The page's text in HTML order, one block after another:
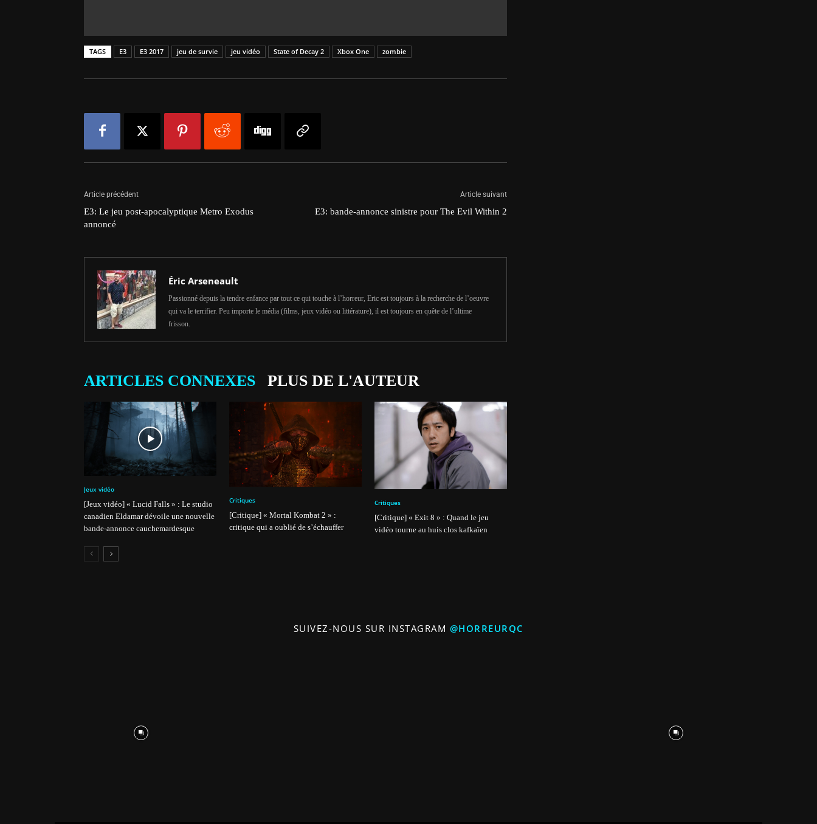
TAGS E3 E3 2017 jeu de survie jeu vidéo State of Decay 2 Xbox One zombie
Article précédent
E3: Le jeu post-apocalyptique Metro Exodus
annoncé
Article suivant
E3: bande-annonce sinistre pour The Evil Within 2
Éric Arseneault
Passionné depuis la tendre enfance par tout ce qui touche à l’horreur, Eric est toujours à la recherche de l’oeuvre
qui va le terrifier. Peu importe le média (films, jeux vidéo ou littérature), il est toujours en quête de l’ultime
frisson.
ARTICLES CONNEXES PLUS DE L'AUTEUR
Jeux vidéo
[Jeux vidéo] « Lucid Falls » : Le studio
canadien Eldamar dévoile une nouvelle
bande-annonce cauchemardesque
Critiques
[Critique] « Mortal Kombat 2 » :
critique qui a oublié de s’échauffer
Critiques
[Critique] « Exit 8 » : Quand le jeu
vidéo tourne au huis clos kafkaïen
SUIVEZ-NOUS SUR INSTAGRAM @HORREURQC